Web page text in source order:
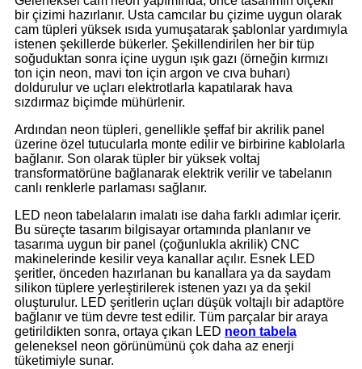
bir çizimi hazırlanır. Usta camcılar bu çizime uygun olarak
cam tüpleri yüksek ısıda yumuşatarak şablonlar yardımıyla
istenen şekillerde bükerler. Şekillendirilen her bir tüp
soğuduktan sonra içine uygun ışık gazı (örneğin kırmızı
ton için neon, mavi ton için argon ve cıva buharı)
doldurulur ve uçları elektrotlarla kapatılarak hava
sızdırmaz biçimde mühürlenir.
Ardından neon tüpleri, genellikle şeffaf bir akrilik panel
üzerine özel tutucularla monte edilir ve birbirine kablolarla
bağlanır. Son olarak tüpler bir yüksek voltaj
transformatörüne bağlanarak elektrik verilir ve tabelanın
canlı renklerle parlaması sağlanır.
LED neon tabelaların imalatı ise daha farklı adımlar içerir.
Bu süreçte tasarım bilgisayar ortamında planlanır ve
tasarıma uygun bir panel (çoğunlukla akrilik) CNC
makinelerinde kesilir veya kanallar açılır. Esnek LED
şeritler, önceden hazırlanan bu kanallara ya da saydam
silikon tüplere yerleştirilerek istenen yazı ya da şekil
oluşturulur. LED şeritlerin uçları düşük voltajlı bir adaptöre
bağlanır ve tüm devre test edilir. Tüm parçalar bir araya
getirildikten sonra, ortaya çıkan LED neon tabela
geleneksel neon görünümünü çok daha az enerji
tüketimiyle sunar.